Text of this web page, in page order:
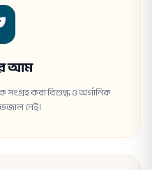
আম
সংগ্রহ করা বিশুদ্ধ ও অর্গানিক
নেই।